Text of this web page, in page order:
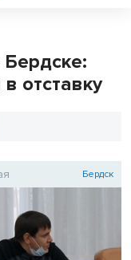
Бердске:
отставку
Бердск